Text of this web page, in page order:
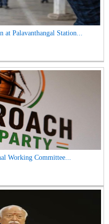
at Palavanthangal Station...
Working Committee...